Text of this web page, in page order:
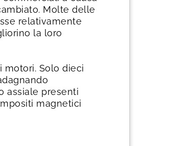
Molte delle
relativamente
la loro
Solo dieci
assiale presenti
magnetici